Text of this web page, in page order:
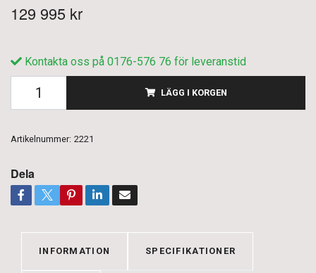
129 995 kr
Kontakta oss på 0176-576 76 för leveranstid
LÄGG I KORGEN
Artikelnummer: 2221
Dela
INFORMATION SPECIFIKATIONER